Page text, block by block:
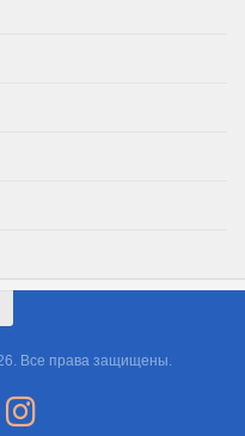
Все права защищены.